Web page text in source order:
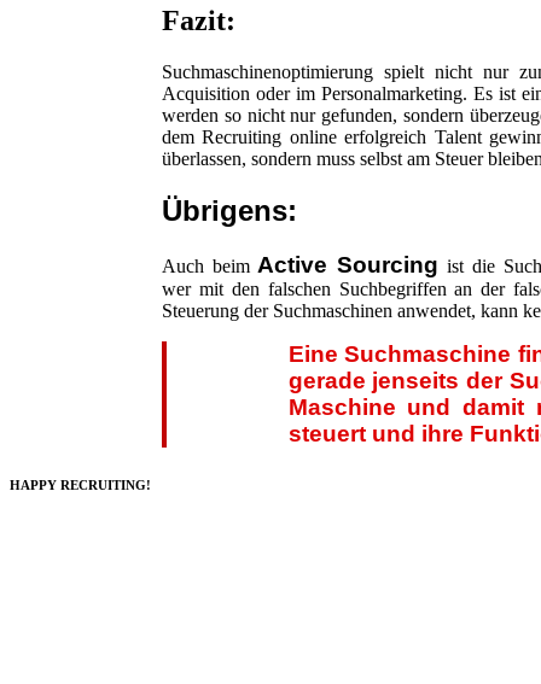
Fazit:
Suchmaschinenoptimierung spielt nicht nur
Acquisition oder im Personalmarketing. Es ist
werden so nicht nur gefunden, sondern
dem Recruiting online erfolgreich Talent
überlassen, sondern muss selbst am Steuer
Übrigens:
Auch beim Active Sourcing ist die
wer mit den falschen Suchbegriffen an der
Steuerung der Suchmaschinen anwendet, kann
Eine Suchmaschine
gerade jenseits der
Maschine und
steuert und ihre
HAPPY RECRUITING!